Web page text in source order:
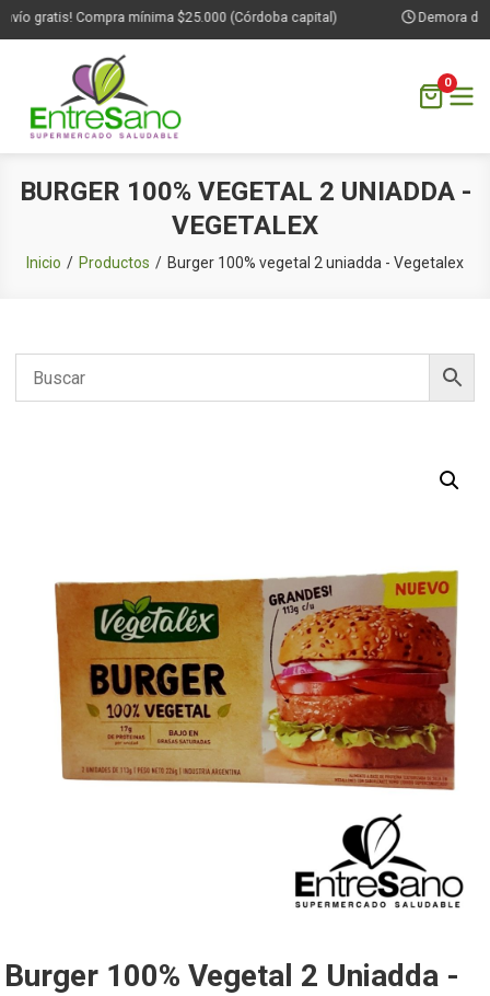
gratis! Compra mínima $25.000 (Córdoba capital) Demora de
0
BURGER 100% VEGETAL 2 UNIADDA -
VEGETALEX
Inicio Productos Burger 100% vegetal 2 uniadda - Vegetalex
Burger 100% Vegetal 2 Uniadda -